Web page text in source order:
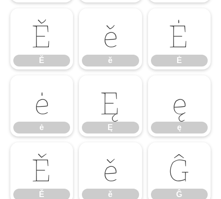
Ĕ
Ĕ
ĕ
ĕ
Ė
Ė
ė
ė
Ę
Ę
ę
ę
Ě
Ě
ě
ě
Ĝ
Ĝ